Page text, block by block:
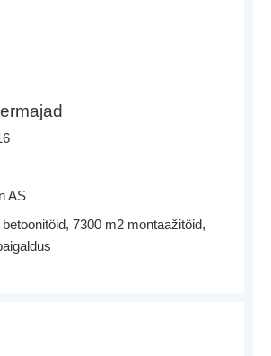
AS
7300 m2 montaažitöid,